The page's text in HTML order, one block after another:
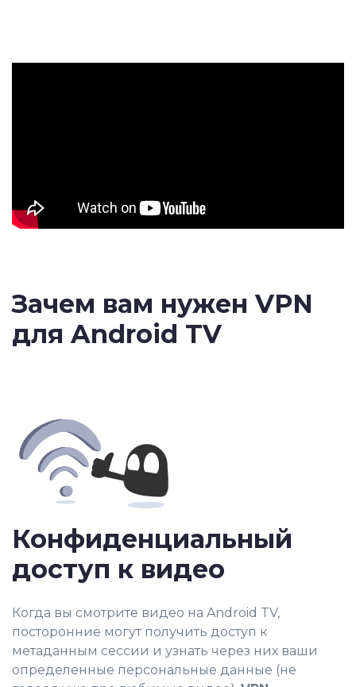
Зачем вам нужен VPN
для Android TV
Когда вы смотрите видео на Android TV,
посторонние могут получить доступ к
метаданным сессии и узнать через них ваши
определенные персональные данные (не
Конфиденциальный
доступ к видео